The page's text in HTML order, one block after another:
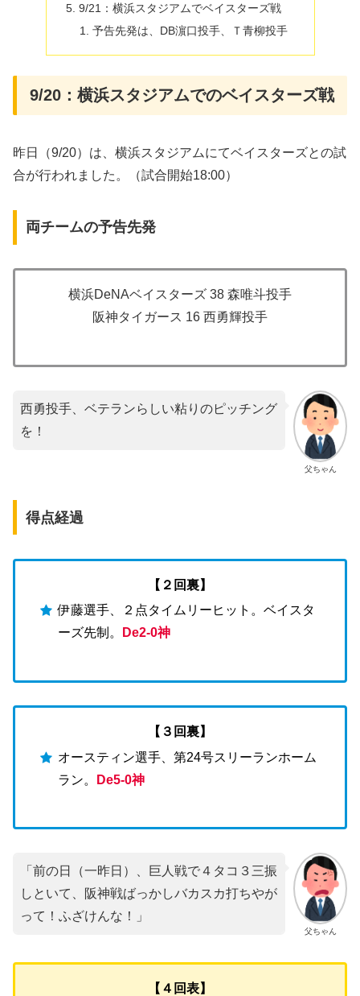
9/21：横浜スタジアムでベイスターズ戦
予告先発は、DB濵口投手、Ｔ青柳投手
9/20：横浜スタジアムでのベイスターズ戦
昨日（9/20）は、横浜スタジアムにてベイスターズとの試
合が行われました。（試合開始18:00）
両チームの予告先発
横浜DeNAベイスターズ 38 森唯斗投手
阪神タイガース 16 西勇輝投手
父ちゃん
西勇投手、ベテランらしい粘りのピッチング
を！
得点経過
【２回裏】
伊藤選手、２点タイムリーヒット。ベイスタ
ーズ先制。
De2-0神
【３回裏】
オースティン選手、第24号スリーランホーム
ラン。
De5-0神
父ちゃん
「前の日（一昨日）、巨人戦で４タコ３三振
しといて、阪神戦ばっかしバカスカ打ちやが
って！ふざけんな！」
【４回表】